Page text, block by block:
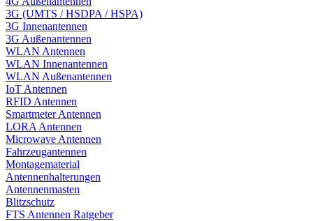
3G (UMTS / HSDPA / HSPA)
3G Innenantennen
3G Außenantennen
WLAN Antennen
WLAN Innenantennen
WLAN Außenantennen
IoT Antennen
RFID Antennen
Smartmeter Antennen
LORA Antennen
Microwave Antennen
Fahrzeugantennen
Montagematerial
Antennenhalterungen
Antennenmasten
Blitzschutz
FTS Antennen Ratgeber